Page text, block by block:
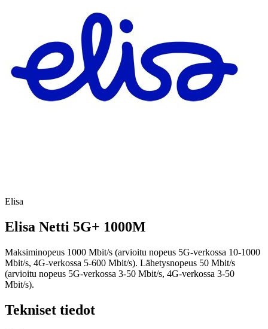
Elisa
Elisa Netti 5G+ 1000M
Maksiminopeus 1000 Mbit/s (arvioitu nopeus 5G-verkossa 10-1000
Mbit/s, 4G-verkossa 5-600 Mbit/s). Lähetysnopeus 50 Mbit/s
(arvioitu nopeus 5G-verkossa 3-50 Mbit/s, 4G-verkossa 3-50
Mbit/s).
Tekniset tiedot